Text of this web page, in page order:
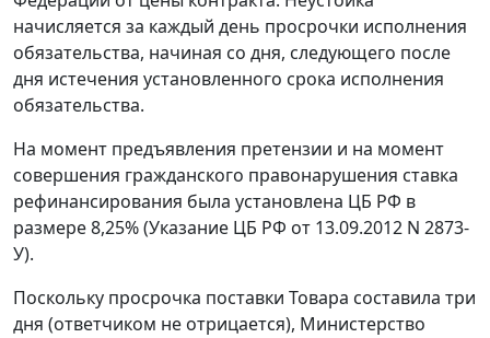
начисляется за каждый день просрочки исполнения
обязательства, начиная со дня, следующего после
дня истечения установленного срока исполнения
обязательства.
На момент предъявления претензии и на момент
совершения гражданского правонарушения ставка
рефинансирования была установлена ЦБ РФ в
размере 8,25% (Указание ЦБ РФ от 13.09.2012 N 2873-
У).
Поскольку просрочка поставки Товара составила три
дня (ответчиком не отрицается), Министерство